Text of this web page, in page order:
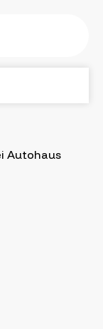
Autohaus